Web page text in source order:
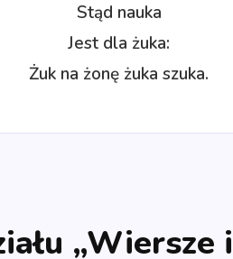
Stąd nauka
Jest dla żuka:
Żuk na żonę żuka szuka.
„Wiersze